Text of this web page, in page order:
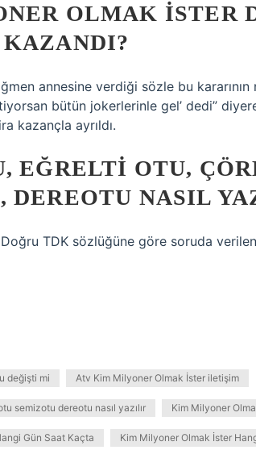
OLMAK İSTER
annesine verdiği sözle bu kararının
bütün jokerlerinle gel’ dedi”
kazançla ayrıldı.
EĞRELTI OTU,
DEREOTU NASIL
TDK sözlüğüne göre soruda
değişti mi Atv Kim Milyoner Olmak İster iletişim
semizotu dereotu nasıl yazılır Kim Milyoner
Gün Saat Kaçta Kim Milyoner Olmak İster